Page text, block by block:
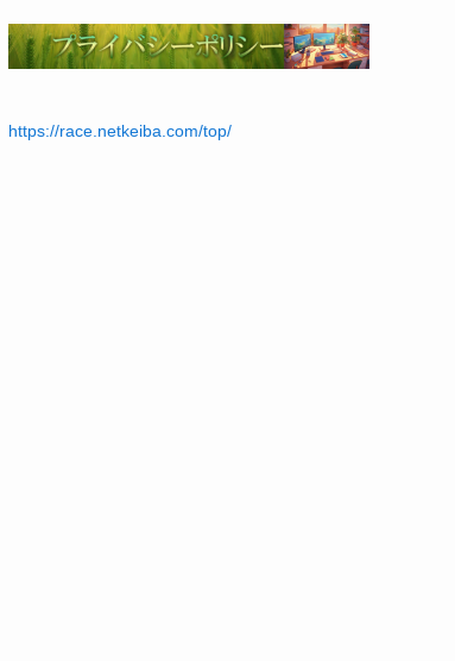
https://race.netkeiba.com/top/